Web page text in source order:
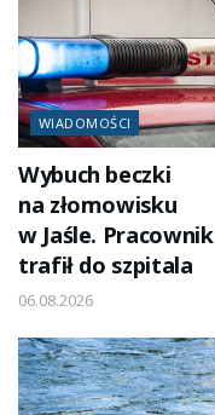
WIADOMOŚCI
Wybuch beczki
na złomowisku
w Jaśle. Pracownik
trafił do szpitala
06.08.2026